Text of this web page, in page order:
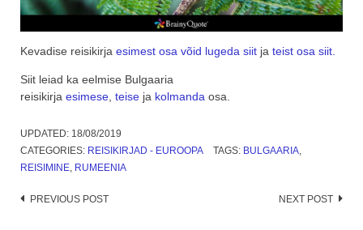
Kevadise reisikirja esimest osa võid lugeda siit ja teist osa siit.
Siit leiad ka eelmise Bulgaaria
reisikirja esimese teise ja kolmanda osa.
UPDATED: 18/08/2019
CATEGORIES: REISIKIRJAD - EUROOPA TAGS: BULGAARIA,
REISIMINE, RUMEENIA
Post
PREVIOUS POST NEXT POST